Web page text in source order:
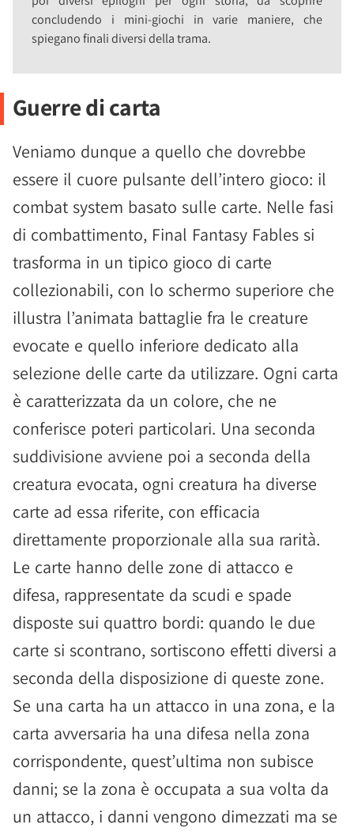
concludendo i mini-giochi in varie maniere, che
spiegano finali diversi della trama.
Guerre di carta
Veniamo dunque a quello che dovrebbe
essere il cuore pulsante dell’intero gioco: il
combat system basato sulle carte. Nelle fasi
di combattimento, Final Fantasy Fables si
trasforma in un tipico gioco di carte
collezionabili, con lo schermo superiore che
illustra l’animata battaglie fra le creature
evocate e quello inferiore dedicato alla
selezione delle carte da utilizzare. Ogni carta
è caratterizzata da un colore, che ne
conferisce poteri particolari. Una seconda
suddivisione avviene poi a seconda della
creatura evocata, ogni creatura ha diverse
carte ad essa riferite, con efficacia
direttamente proporzionale alla sua rarità.
Le carte hanno delle zone di attacco e
difesa, rappresentate da scudi e spade
disposte sui quattro bordi: quando le due
carte si scontrano, sortiscono effetti diversi a
seconda della disposizione di queste zone.
Se una carta ha un attacco in una zona, e la
carta avversaria ha una difesa nella zona
corrispondente, quest’ultima non subisce
danni; se la zona è occupata a sua volta da
un attacco, i danni vengono dimezzati ma se